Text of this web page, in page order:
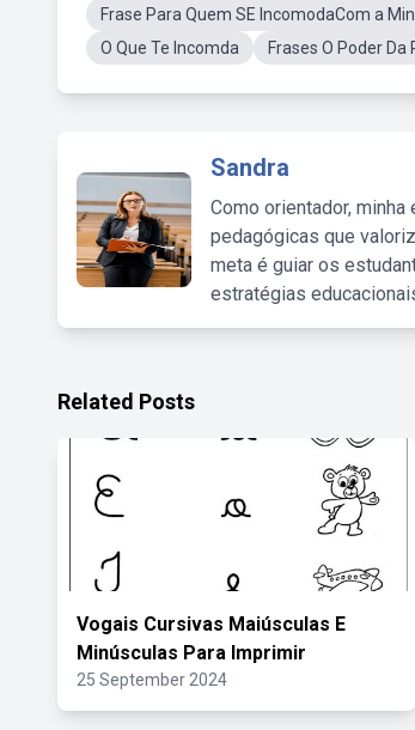
Frase Para Quem SE IncomodaCom a
O Que Te Incomda
Frases O Poder
Sandra
Como orientador,
pedagógicas que
meta é guiar os
estratégias
Related Posts
Vogais Cursivas Maiúsculas E
Minúsculas Para Imprimir
25 September 2024